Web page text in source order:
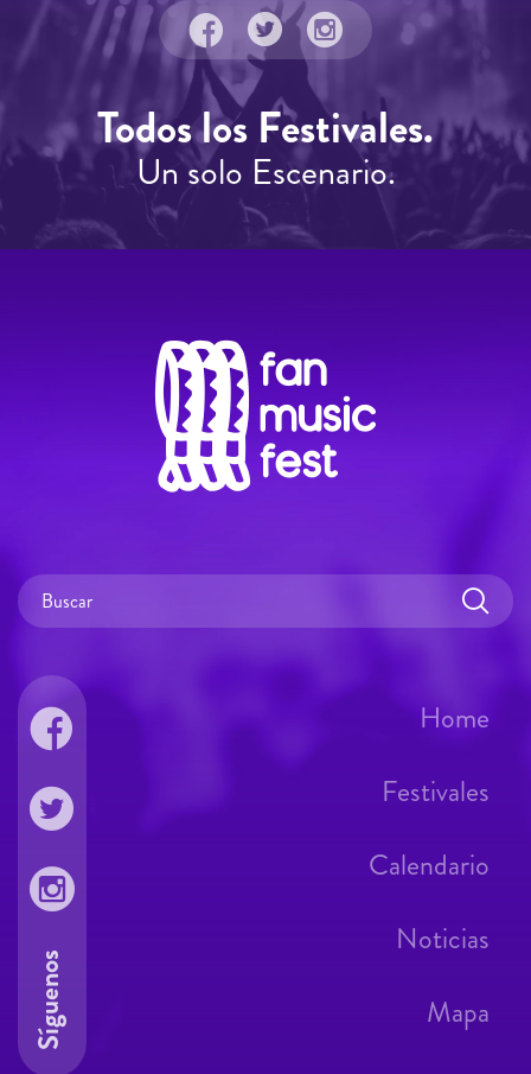
Todos los Festivales.
Un solo Escenario.
Home
Festivales
Calendario
Noticias
Mapa
Síguenos